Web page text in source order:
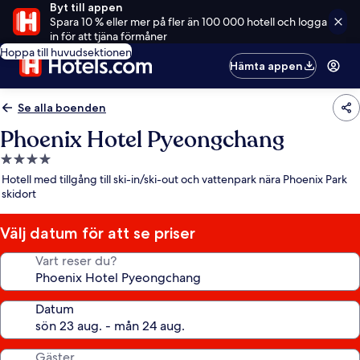
Byt till appen
Spara 10 % eller mer på fler än 100 000 hotell och logga
in för att tjäna förmåner
Hoppa till huvudsektionen
Hämta appen
Se alla boenden
Phoenix Hotel Pyeongchang
4.0-
stjärnigt
boende
Hotell med tillgång till ski-in/ski-out och vattenpark nära Phoenix Park
skidort
Välj datum för att se priser
Vart reser du?
Datum